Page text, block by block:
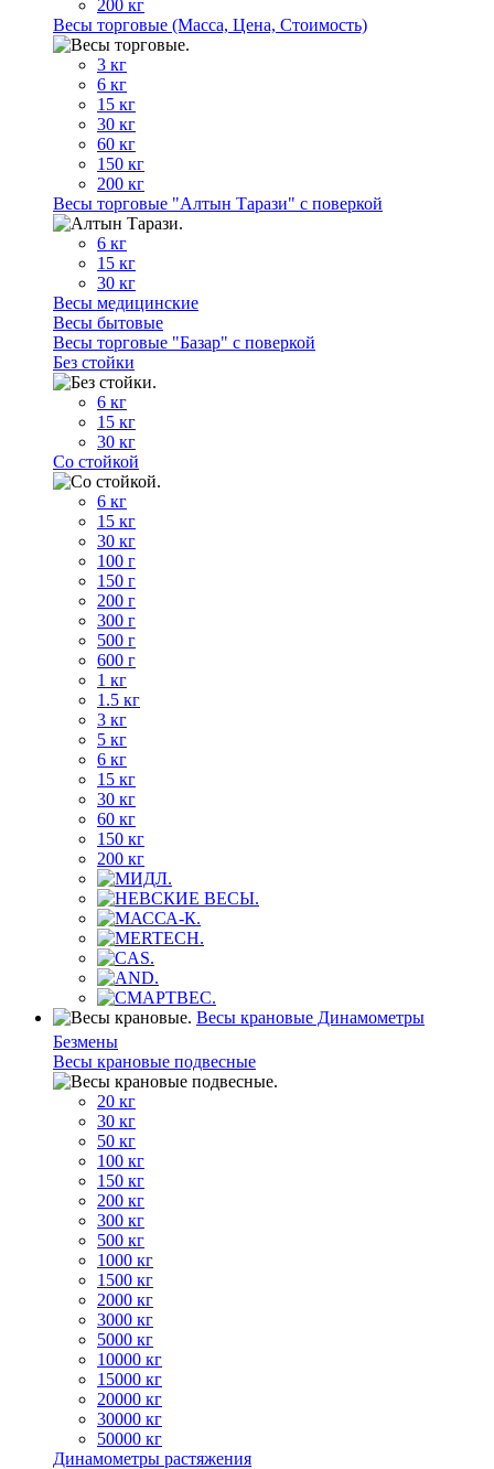
200 кг
Весы торговые (Масса, Цена, Стоимость)
3 кг
6 кг
15 кг
30 кг
60 кг
150 кг
200 кг
Весы торговые "Алтын Тарази" с поверкой
6 кг
15 кг
30 кг
Весы медицинские
Весы бытовые
Весы торговые "Базар" с поверкой
Без стойки
6 кг
15 кг
30 кг
Со стойкой
6 кг
15 кг
30 кг
100 г
150 г
200 г
300 г
500 г
600 г
1 кг
1.5 кг
3 кг
5 кг
6 кг
15 кг
30 кг
60 кг
150 кг
200 кг
Весы крановые Динамометры
Безмены
Весы крановые подвесные
20 кг
30 кг
50 кг
100 кг
150 кг
200 кг
300 кг
500 кг
1000 кг
1500 кг
2000 кг
3000 кг
5000 кг
10000 кг
15000 кг
20000 кг
30000 кг
50000 кг
Динамометры растяжения